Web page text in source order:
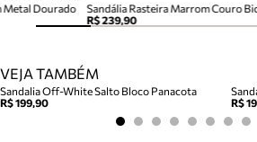
R$ 239,90
Metal Dourado
VEJA TAMBÉM
Sandalia Off-White Salto Bloco Panacota
R$ 199,90
R$